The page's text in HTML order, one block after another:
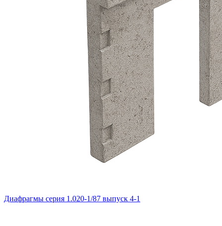
Диафрагмы серия 1.020-1/87 выпуск 4-1